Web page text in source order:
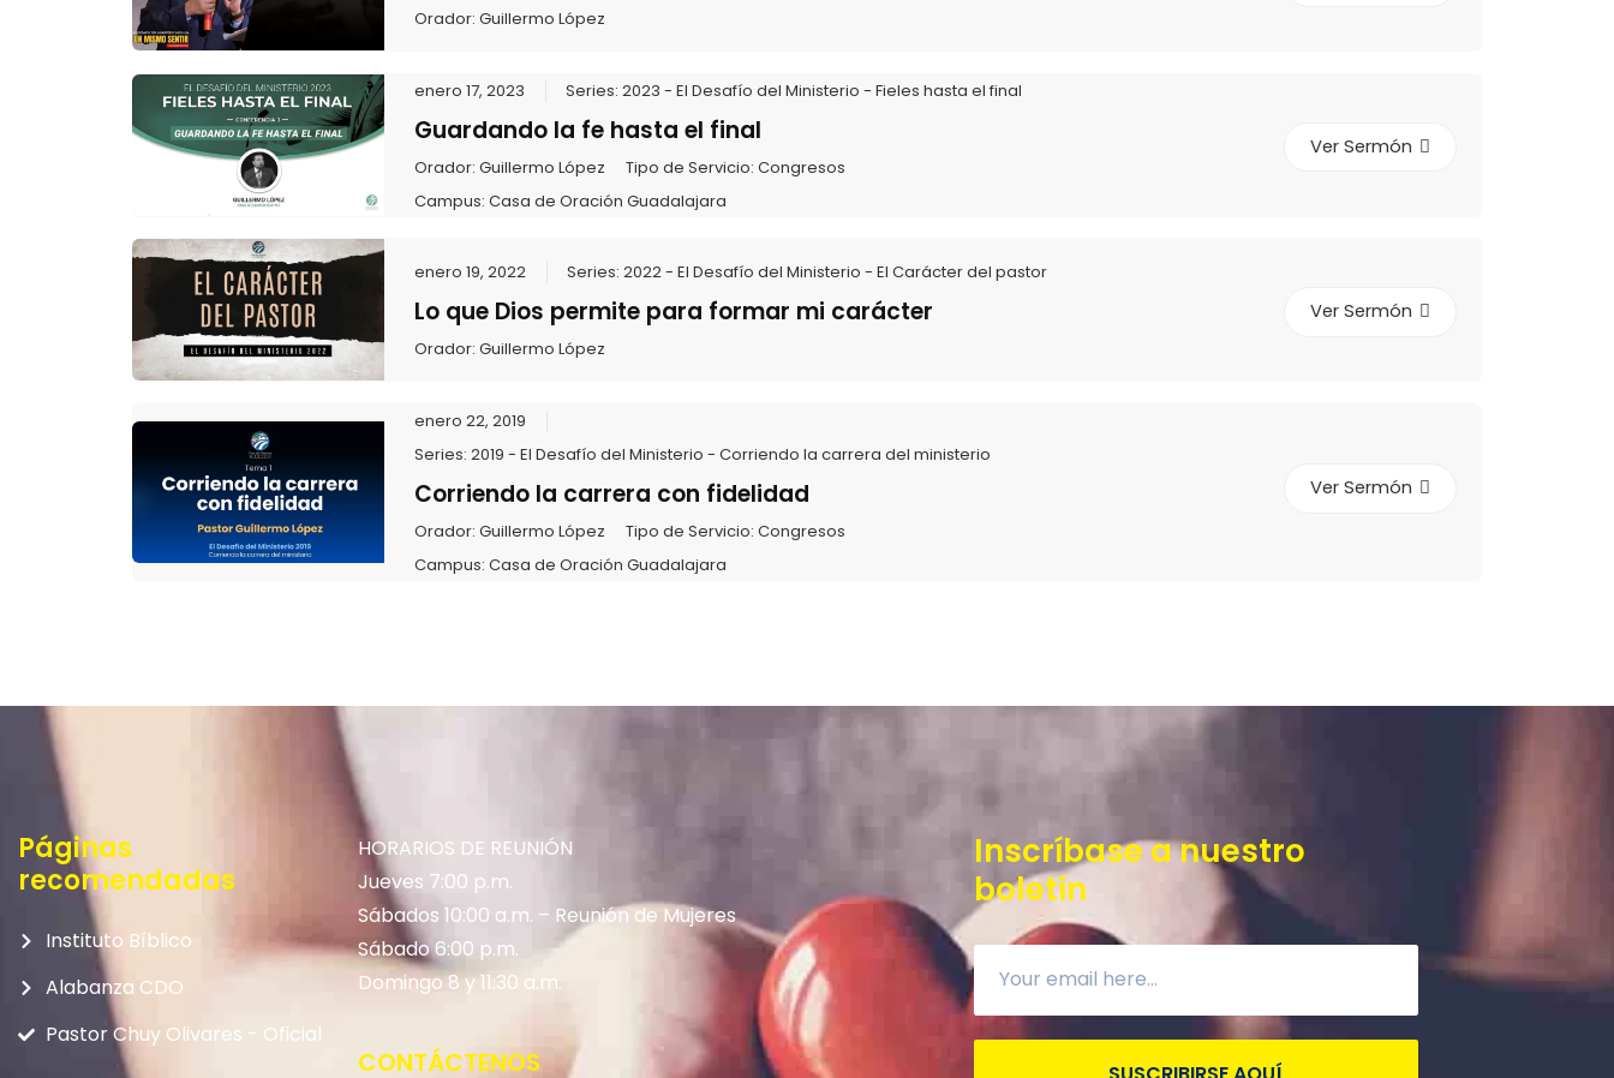
Orador: Guillermo López
enero 17, 2023 Series: 2023 - El Desafío del Ministerio - Fieles hasta el final
Guardando la fe hasta el final
Orador: Guillermo López Tipo de Servicio: Congresos
Campus: Casa de Oración Guadalajara
Ver Sermón
enero 19, 2022 Series: 2022 - El Desafío del Ministerio - El Carácter del pastor
Lo que Dios permite para formar mi carácter
Orador: Guillermo López
Ver Sermón
enero 22, 2019
Series: 2019 - El Desafío del Ministerio - Corriendo la carrera del ministerio
Corriendo la carrera con fidelidad
Orador: Guillermo López Tipo de Servicio: Congresos
Campus: Casa de Oración Guadalajara
Ver Sermón
Páginas
recomendadas
Instituto Bíblico
Alabanza CDO
Pastor Chuy Olivares - Oficial
HORARIOS DE REUNIÓN
Jueves 7:00 p.m.
Sábados 10:00 a.m. – Reunión de Mujeres
Sábado 6:00 p.m.
Domingo 8 y 11:30 a.m.
CONTÁCTENOS
Inscríbase a nuestro
boletín